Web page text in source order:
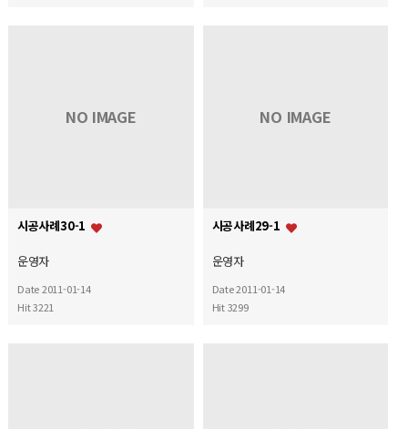
NO IMAGE
시공사례30-1
운영자
Date 2011-01-14
Hit 3221
NO IMAGE
시공사례29-1
운영자
Date 2011-01-14
Hit 3299